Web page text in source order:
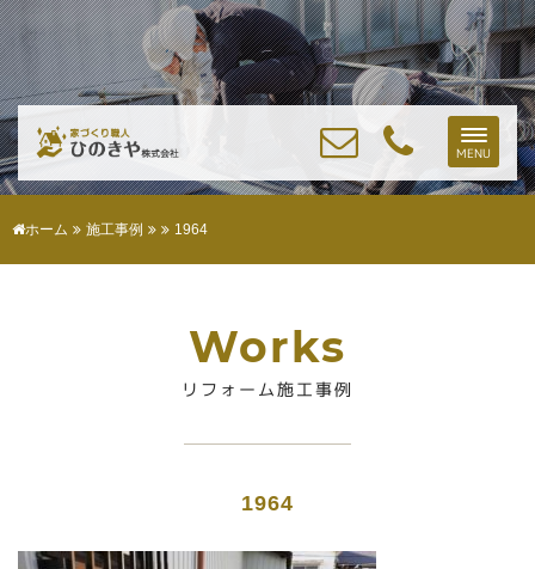
Toggle
MENU
ホーム 施工事例 1964
Works
リフォーム施工事例
1964